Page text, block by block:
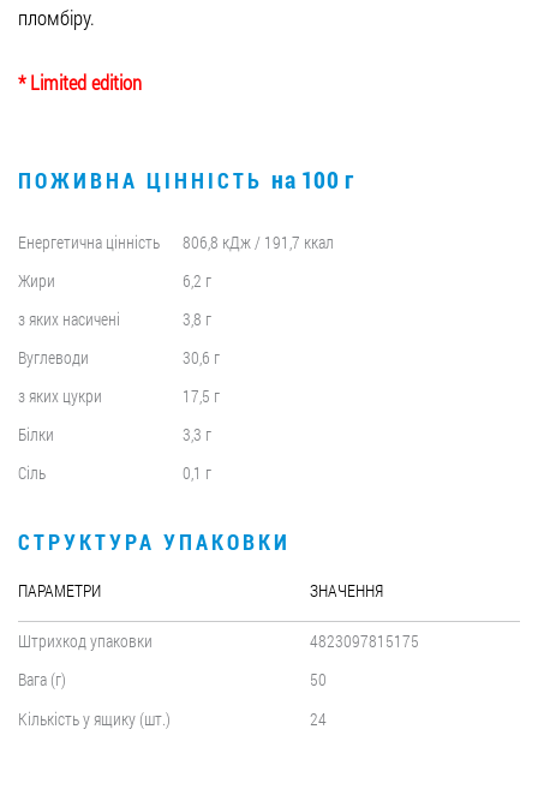
пломбіру.
* Limited edition
ПОЖИВНА ЦІННІСТЬ на 100 г
Енергетична цінність
806,8 кДж / 191,7 ккал
Жири
6,2 г
з яких насичені
3,8 г
Вуглеводи
30,6 г
з яких цукри
17,5 г
Білки
3,3 г
Сіль
0,1 г
СТРУКТУРА УПАКОВКИ
ПАРАМЕТРИ ЗНАЧЕННЯ
Штрихкод упаковки
4823097815175
Вага (г)
50
Кількість у ящику (шт.)
24